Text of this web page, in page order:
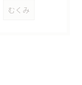
むくみ